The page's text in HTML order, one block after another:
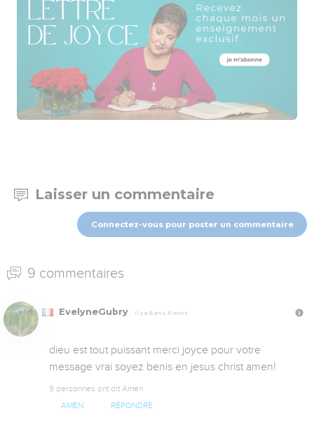
Laisser un commentaire
Connectez-vous pour poster un commentaire
9 commentaires
EvelyneGubry Il y a 6 ans, 5 mois
dieu est tout puissant merci joyce pour votre
message vrai soyez benis en jesus christ amen!
9 personnes ont dit Amen
AMEN RÉPONDRE